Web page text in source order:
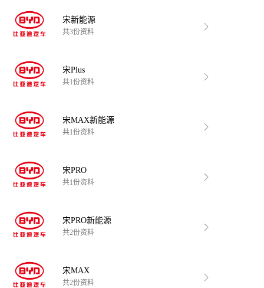
宋新能源
共3份资料
宋Plus
共1份资料
宋MAX新能源
共1份资料
宋PRO
共1份资料
宋PRO新能源
共2份资料
宋MAX
共2份资料